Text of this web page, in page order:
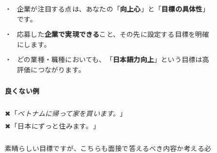
企業が注目する点は、あなたの「 向上心」と「 目標の具体性 」
です。
応募した企業で実現できること、その先に設定する目標を明確
にします。
どの業種・職種においても、「 日本語力向上 」という目標は高
評価につながります。
良くない例
✖「 ベトナムに帰って家を買います。
」
✖「日本にずっと住みます。」
素晴らしい目標ですが、こちらも面接で答えるべき内容か考える必